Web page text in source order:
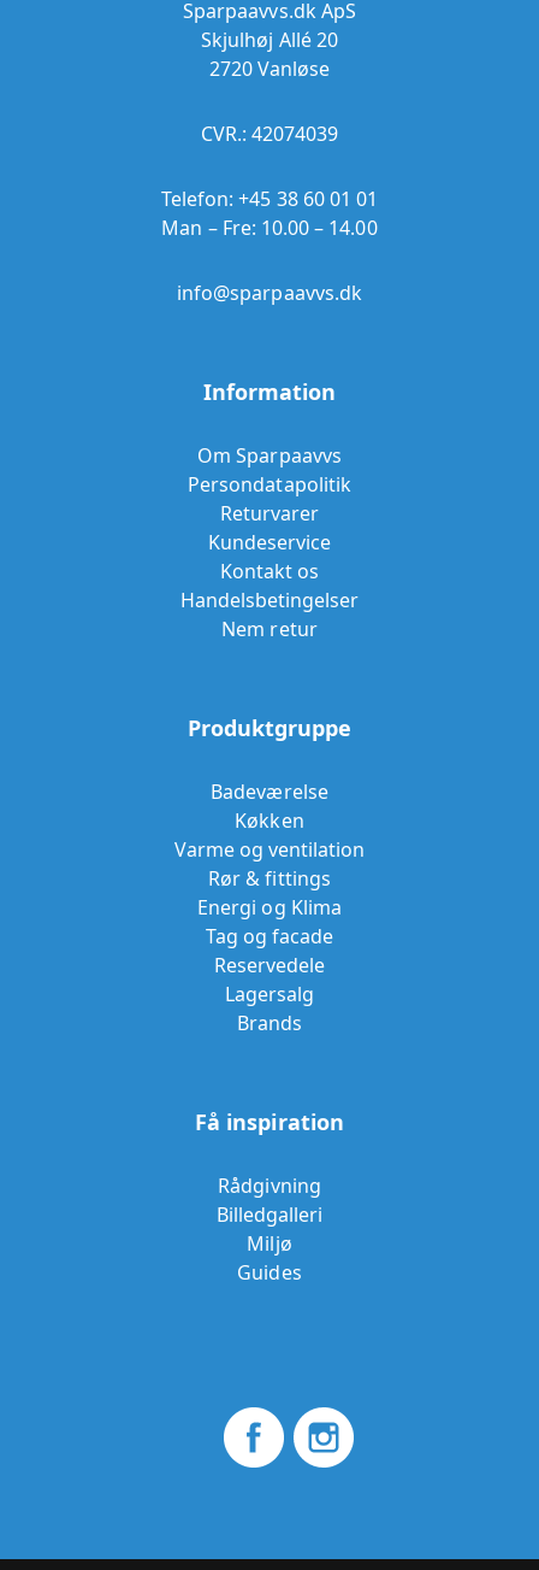
Sparpaavvs.dk ApS
Skjulhøj Allé 20
2720 Vanløse
CVR.: 42074039
Telefon:+45 38 60 01 01
Man – Fre: 10.00 – 14.00
info@sparpaavvs.dk
Information
Om Sparpaavvs
Persondatapolitik
Returvarer
Kundeservice
Kontakt os
Handelsbetingelser
Nem retur
Produktgruppe
Badeværelse
Køkken
Varme og ventilation
Rør & fittings
Energi og Klima
Tag og facade
Reservedele
Lagersalg
Brands
Få inspiration
Rådgivning
Billedgalleri
Miljø
Guides